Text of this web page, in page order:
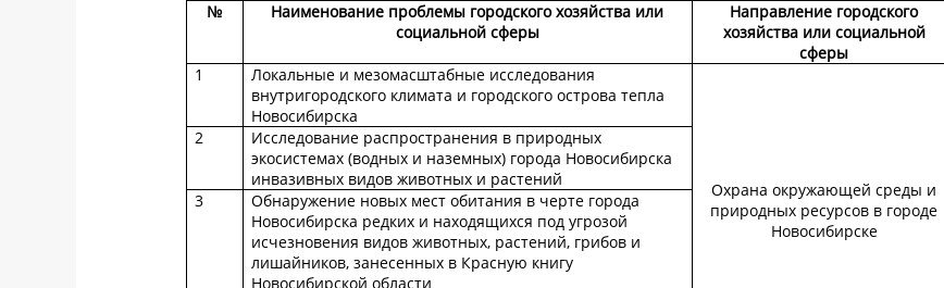
№
Наименование проблемы городского хозяйства или
социальной сферы
Направление городского
хозяйства или социальной
сферы
1
Локальные и мезомасштабные исследования
внутригородского климата и городского острова тепла
Новосибирска
Охрана окружающей среды и
природных ресурсов в городе
Новосибирске
2
Исследование распространения в природных
экосистемах (водных и наземных) города Новосибирска
инвазивных видов животных и растений
3
Обнаружение новых мест обитания в черте города
Новосибирска редких и находящихся под угрозой
исчезновения видов животных, растений, грибов и
лишайников, занесенных в Красную книгу
Новосибирской области